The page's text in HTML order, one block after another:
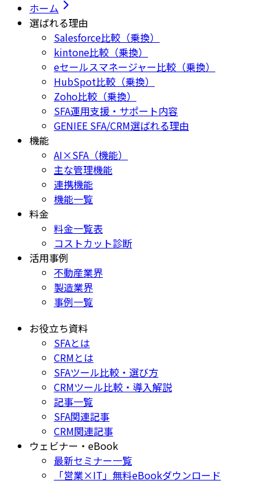
ホーム
選ばれる理由
Salesforce比較（乗換）
kintone比較（乗換）
eセールスマネージャー比較（乗換）
HubSpot比較（乗換）
Zoho比較（乗換）
SFA運用支援・サポート内容
GENIEE SFA/CRM選ばれる理由
機能
AI×SFA（機能）
主な管理機能
連携機能
機能一覧
料金
料金一覧表
コストカット診断
活用事例
不動産業界
製造業界
事例一覧
お役立ち資料
SFAとは
CRMとは
SFAツール比較・選び方
CRMツール比較・導入解説
記事一覧
SFA関連記事
CRM関連記事
ウェビナー・eBook
最新セミナー一覧
「営業×IT」無料eBookダウンロード